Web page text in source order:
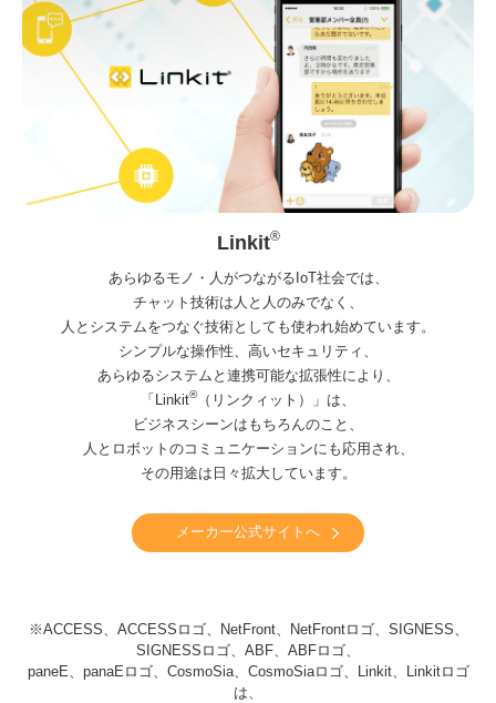
Linkit®
あらゆるモノ・人がつながるIoT社会では、
チャット技術は人と人のみでなく、
人とシステムをつなぐ技術としても使われ始めています。
シンプルな操作性、高いセキュリティ、
あらゆるシステムと連携可能な拡張性により、
「Linkit®（リンクィット）」は、
ビジネスシーンはもちろんのこと、
人とロボットのコミュニケーションにも応用され、
その用途は日々拡大しています。
メーカー公式サイトへ
※ACCESS、ACCESSロゴ、NetFront、NetFrontロゴ、SIGNESS、
SIGNESSロゴ、ABF、ABFロゴ、
paneE、panaEロゴ、CosmoSia、CosmoSiaロゴ、Linkit、Linkitロゴ
は、